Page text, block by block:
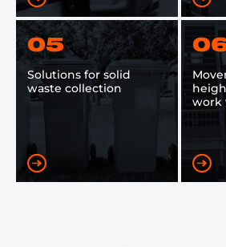
05
Solutions for solid
waste collection
work